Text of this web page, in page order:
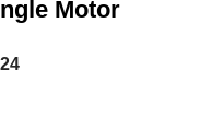
Motor